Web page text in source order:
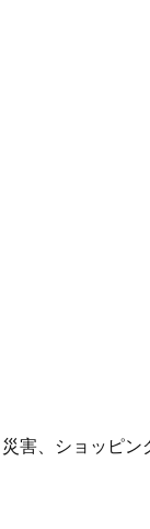
害、ショッピン